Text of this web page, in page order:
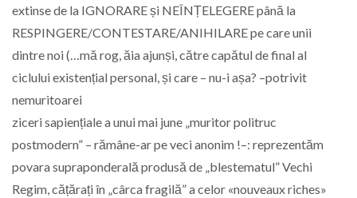
extinse de la IGNORARE și NEÎNȚELEGERE până la
RESPINGERE/CONTESTARE/ANIHILARE pe care unii
dintre noi (…mă rog, ăia ajunși, către capătul de final al
ciclului existențial personal, și care – nu-i așa? –potrivit
nemuritoarei
ziceri sapiențiale a unui mai june „muritor politruc
postmodern” – rămâne-ar pe veci anonim !–: reprezentăm
povara supraponderală produsă de „blestematul” Vechi
Regim, cățărați în „cârca fragilă” a celor «nouveaux riches»